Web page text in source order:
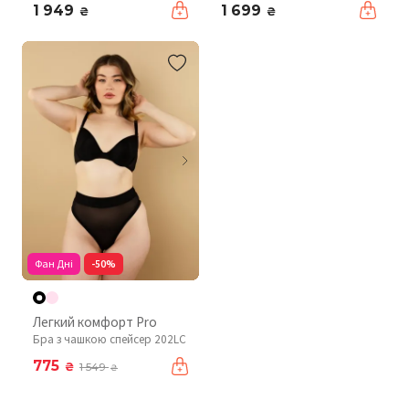
1 949 ₴ 1 699 ₴
Фан Дні -50%
Легкий комфорт Pro
Бра з чашкою спейсер 202LC
775 ₴ 1 549₴